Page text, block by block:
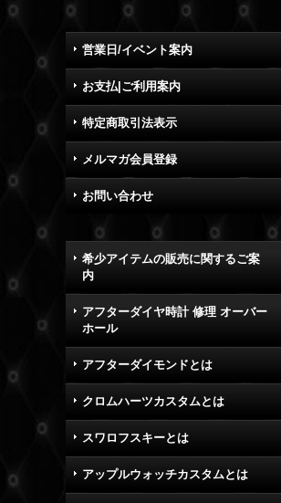
営業日/イベント案内
お支払|ご利用案内
特定商取引法表示
メルマガ会員登録
お問い合わせ
希少アイテムの販売に関するご案
内
アフターダイヤ時計 修理 オーバー
ホール
アフターダイモンドとは
クロムハーツカスタムとは
スワロフスキーとは
アップルウォッチカスタムとは